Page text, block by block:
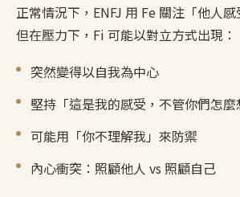
正常情況下，ENFJ 用 Fe 關注「他人
但在壓力下，Fi 可能以對立方式出現：
突然變得以自我為中心
堅持「這是我的感受，不管你們怎麼
可能用「你不理解我」來防禦
內心衝突：照顧他人 vs 照顧自己